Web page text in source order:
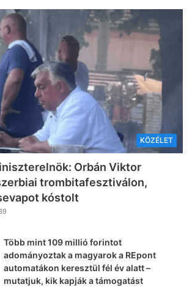
KÖZÉLET
Orbán Viktor
trombitafesztiválon,
kóstolt
Több mint 109 millió forintot
adományoztak a magyarok a REpont
automatákon keresztül fél év alatt –
mutatjuk, kik kapják a támogatást